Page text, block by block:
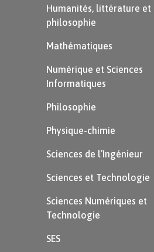
Humanités, littérature et
philosophie
Mathématiques
Numérique et Sciences
Informatiques
Philosophie
Physique-chimie
Sciences de l’Ingénieur
Sciences et Technologie
Sciences Numériques et
Technologie
SES